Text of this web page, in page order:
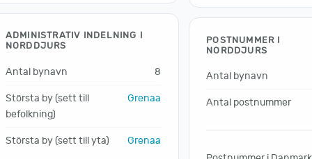
ADMINISTRATIV INDELNING I
NORDDJURS
Antal bynavn 8
Största by (sett till
befolkning)
Grenaa
Största by (sett till yta) Grenaa
POSTNUMMER I
NORDDJURS
Antal bynavn
Antal postnummer